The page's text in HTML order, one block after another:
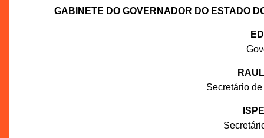
GABINETE DO GOVERNADOR DO ESTADO
Secretário